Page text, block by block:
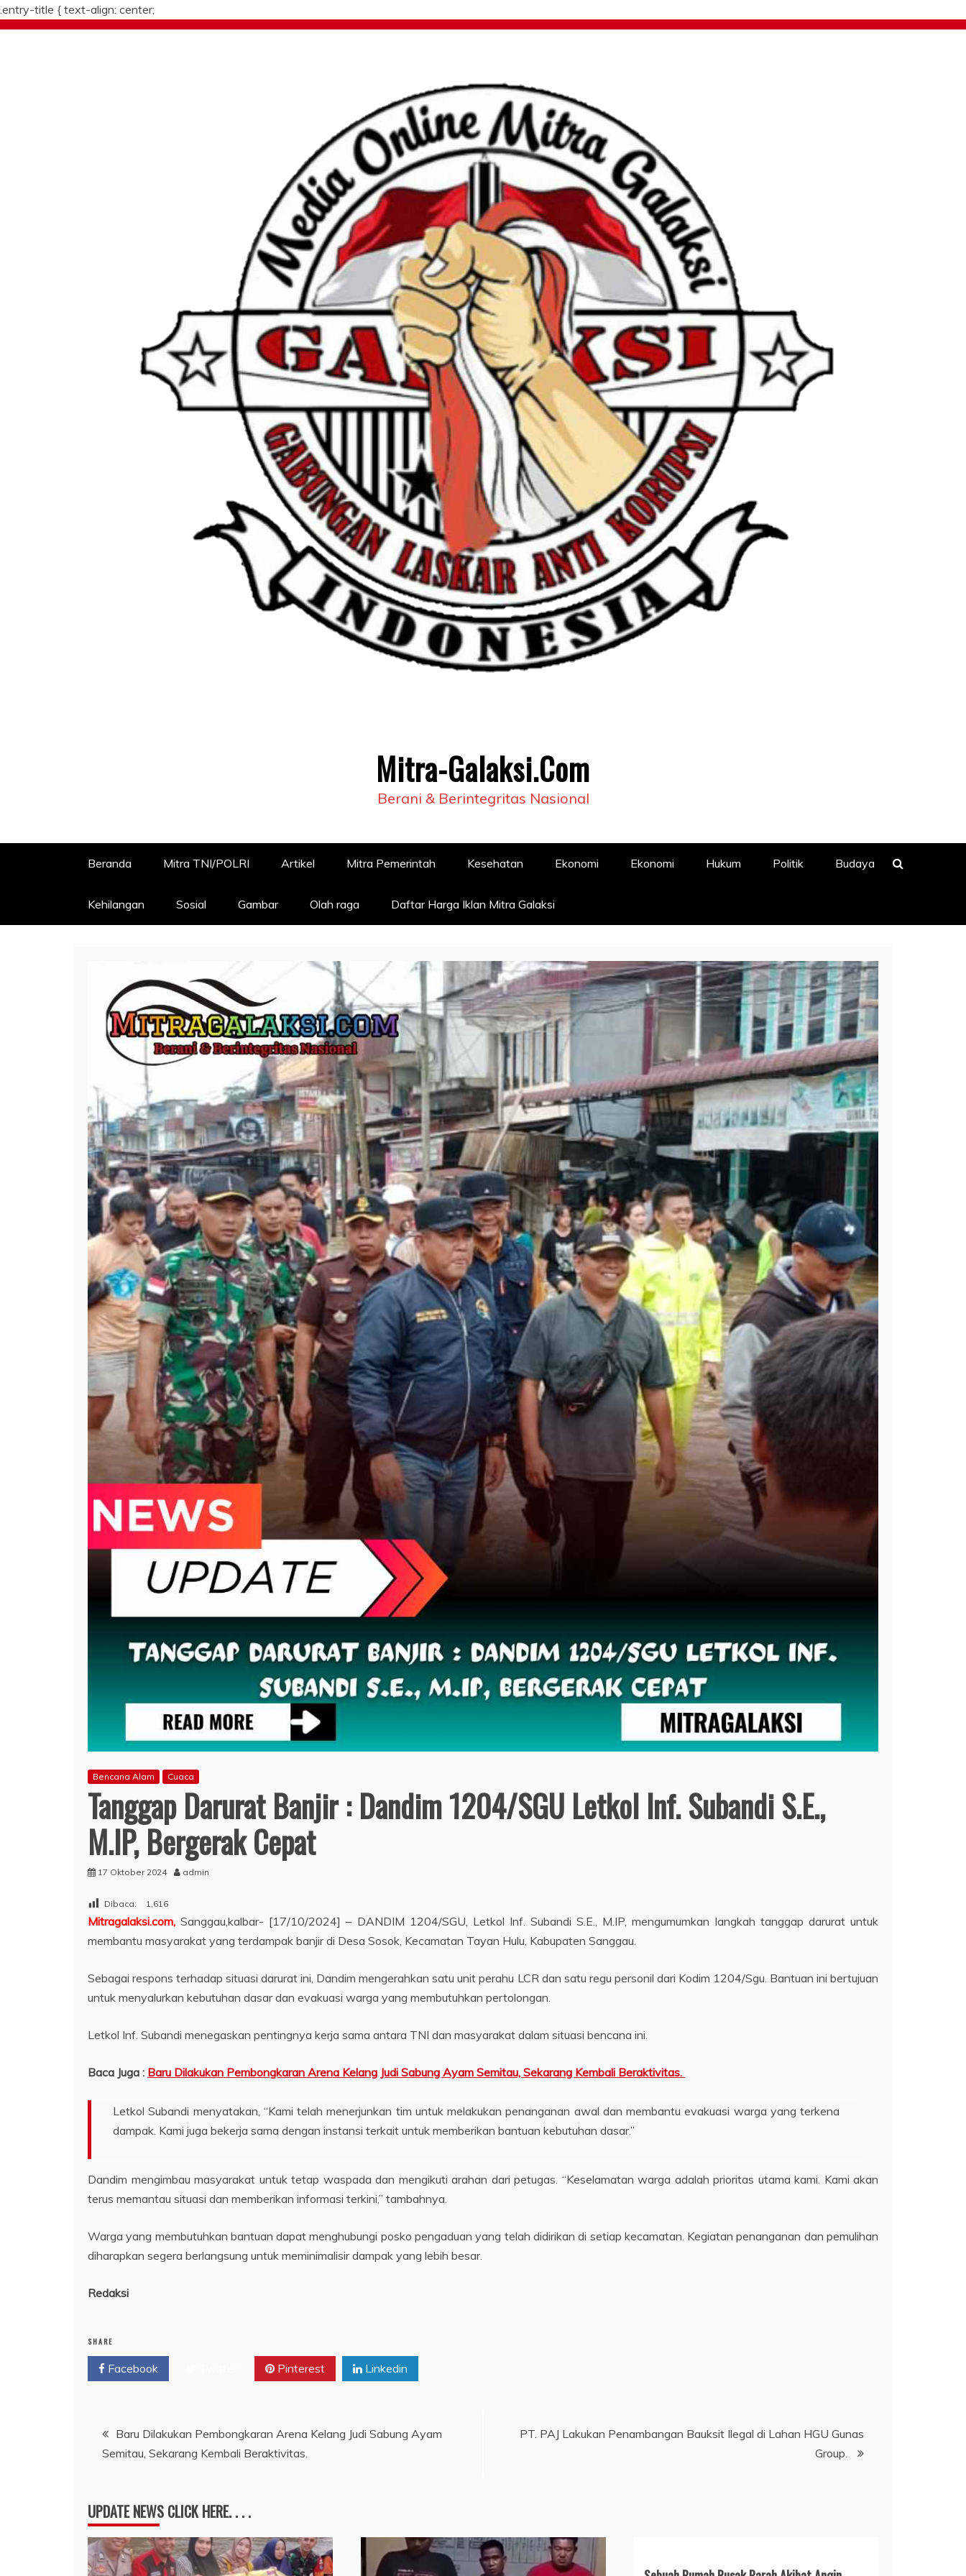
.entry-title { text-align: center;
Skip
Mitra-Galaksi.Com
Berani & Berintegritas Nasional
Beranda Mitra TNI/POLRI Artikel Mitra Pemerintah Kesehatan Ekonomi Ekonomi Hukum Politik Budaya
Kehilangan Sosial Gambar Olah raga Daftar Harga Iklan Mitra Galaksi
Bencana Alam Cuaca
Tanggap Darurat Banjir : Dandim 1204/SGU Letkol Inf. Subandi S.E.,
M.IP, Bergerak Cepat
17 Oktober 2024 admin
Dibaca: 1,616
Mitragalaksi.com, Sanggau,kalbar- [17/10/2024] – DANDIM 1204/SGU, Letkol Inf. Subandi S.E., M.IP, mengumumkan langkah tanggap darurat untuk
membantu masyarakat yang terdampak banjir di Desa Sosok, Kecamatan Tayan Hulu, Kabupaten Sanggau.
Sebagai respons terhadap situasi darurat ini, Dandim mengerahkan satu unit perahu LCR dan satu regu personil dari Kodim 1204/Sgu. Bantuan ini bertujuan
untuk menyalurkan kebutuhan dasar dan evakuasi warga yang membutuhkan pertolongan.
Letkol Inf. Subandi menegaskan pentingnya kerja sama antara TNI dan masyarakat dalam situasi bencana ini.
Baca Juga : Baru Dilakukan Pembongkaran Arena Kelang Judi Sabung Ayam Semitau, Sekarang Kembali Beraktivitas.
Letkol Subandi menyatakan, “Kami telah menerjunkan tim untuk melakukan penanganan awal dan membantu evakuasi warga yang terkena
dampak. Kami juga bekerja sama dengan instansi terkait untuk memberikan bantuan kebutuhan dasar.”
Dandim mengimbau masyarakat untuk tetap waspada dan mengikuti arahan dari petugas. “Keselamatan warga adalah prioritas utama kami. Kami akan
terus memantau situasi dan memberikan informasi terkini,” tambahnya.
Warga yang membutuhkan bantuan dapat menghubungi posko pengaduan yang telah didirikan di setiap kecamatan. Kegiatan penanganan dan pemulihan
diharapkan segera berlangsung untuk meminimalisir dampak yang lebih besar.
Redaksi
SHARE
Facebook Pinterest Linkedin
Navigasi
pos
Baru Dilakukan Pembongkaran Arena Kelang Judi Sabung Ayam
Semitau, Sekarang Kembali Beraktivitas.
PT. PAJ Lakukan Penambangan Bauksit Ilegal di Lahan HGU Gunas
Group.
UPDATE NEWS CLICK HERE. . . .